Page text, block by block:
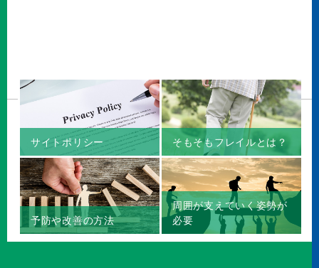
サイトポリシー そもそもフレイルとは？
予防や改善の方法
周囲が支えていく姿勢が
必要